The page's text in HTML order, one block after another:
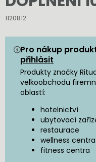
1120812
Pro nákup
přihlásit
Produkty značky
velkoobchodu
oblastí:
hotelnictví
ubytovací
restaurace
wellness centra
fitness centra